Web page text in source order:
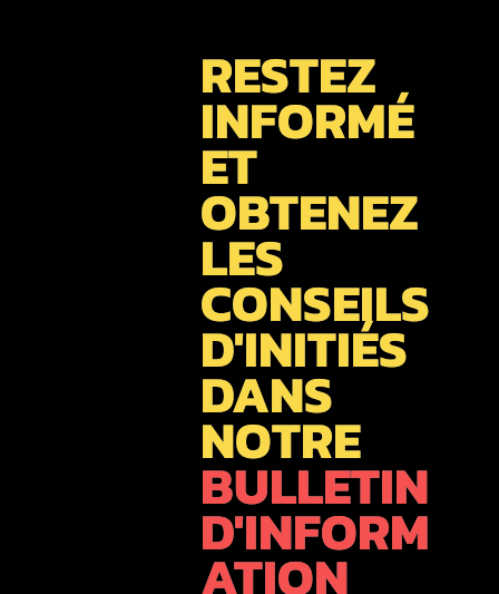
RESTEZ
INFORMÉ
ET
OBTENEZ
LES
CONSEILS
D'INITIÉS
DANS
NOTRE
BULLETIN
D'INFORM
ATION